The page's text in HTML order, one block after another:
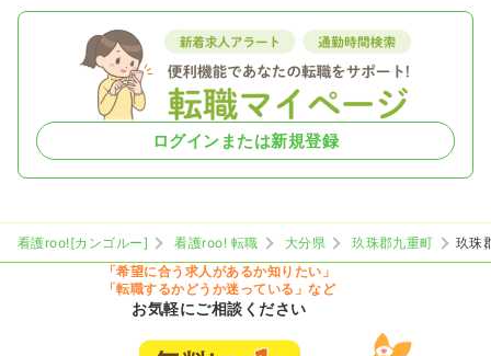
ログインまたは新規登録
看護roo![カンゴルー] 看護roo! 転職 大分県 玖珠郡九重町
玖珠
「希望に合う求人があるか知りたい」
「転職するかどうか迷っている」など
お気軽にご相談ください